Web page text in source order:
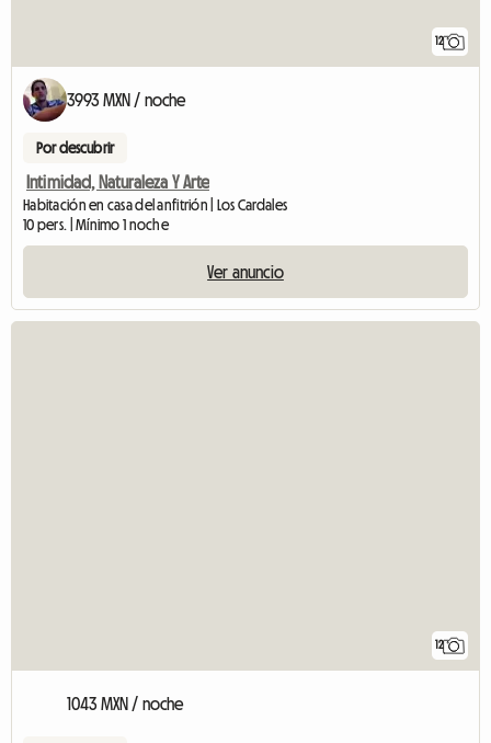
12
3993 MXN / noche
Por descubrir
Intimidad, Naturaleza Y Arte
Habitación en casa del anfitrión | Los Cardales
10 pers. | Mínimo 1 noche
Ver anuncio
12
1043 MXN / noche